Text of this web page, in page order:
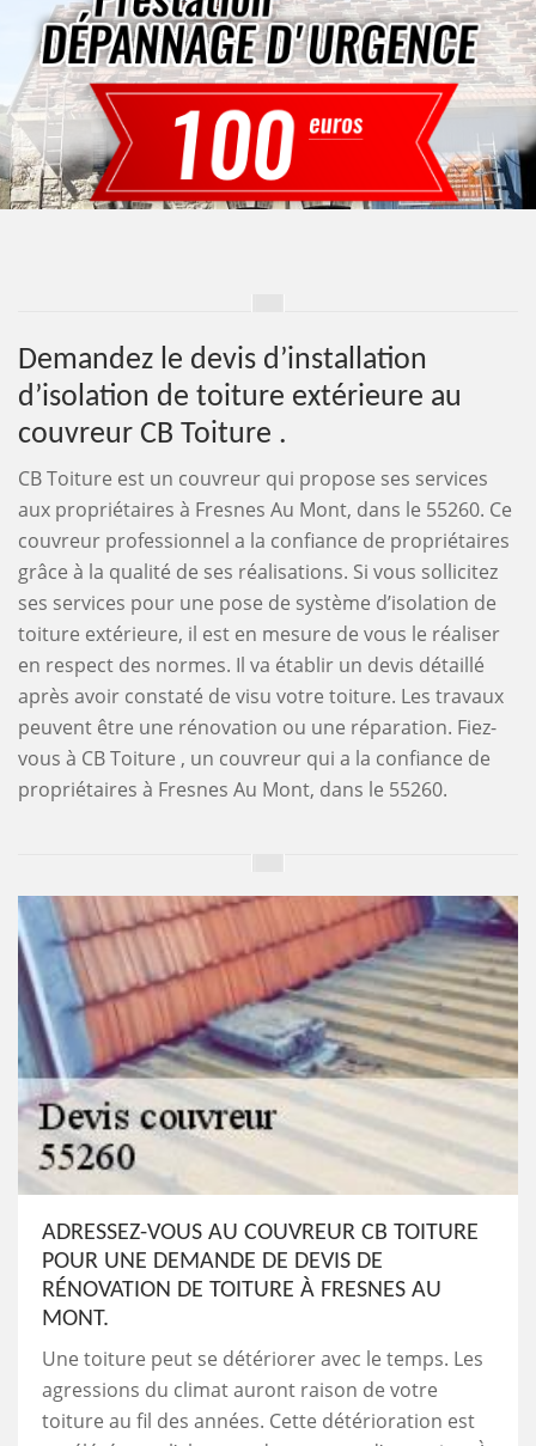
Demandez le devis d’installation
d’isolation de toiture extérieure au
couvreur CB Toiture .
CB Toiture est un couvreur qui propose ses services
aux propriétaires à Fresnes Au Mont, dans le 55260. Ce
couvreur professionnel a la confiance de propriétaires
grâce à la qualité de ses réalisations. Si vous sollicitez
ses services pour une pose de système d’isolation de
toiture extérieure, il est en mesure de vous le réaliser
en respect des normes. Il va établir un devis détaillé
après avoir constaté de visu votre toiture. Les travaux
peuvent être une rénovation ou une réparation. Fiez-
vous à CB Toiture , un couvreur qui a la confiance de
propriétaires à Fresnes Au Mont, dans le 55260.
ADRESSEZ-VOUS AU COUVREUR CB TOITURE
POUR UNE DEMANDE DE DEVIS DE
RÉNOVATION DE TOITURE À FRESNES AU
MONT.
Une toiture peut se détériorer avec le temps. Les
agressions du climat auront raison de votre
toiture au fil des années. Cette détérioration est